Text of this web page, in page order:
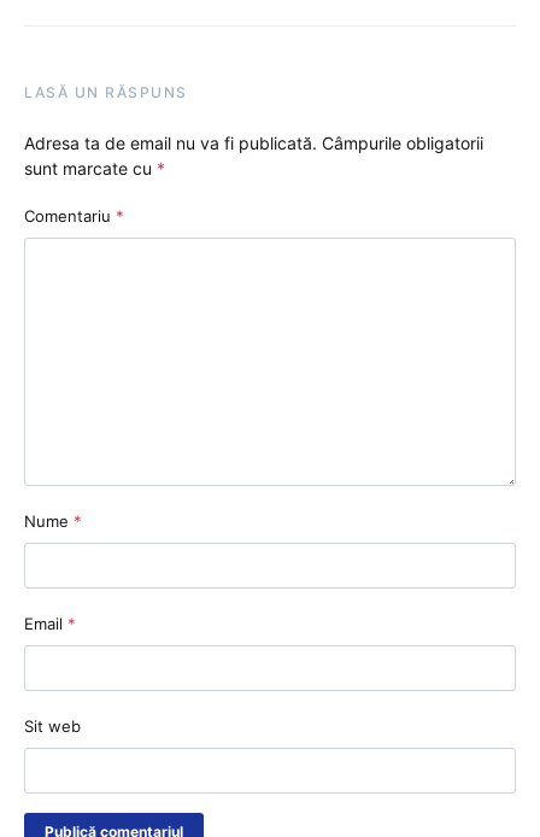
LASĂ UN RĂSPUNS
Adresa ta de email nu va fi publicată. Câmpurile obligatorii
sunt marcate cu *
Comentariu *
Nume *
Email *
Sit web